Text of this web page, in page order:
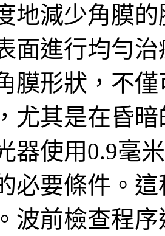
地減少角膜
面進行均勻
膜形狀，不
尤其是在昏
器使用0.9毫
必要條件。
波前檢查程